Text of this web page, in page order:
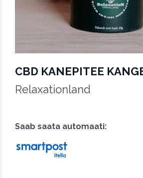
CBD KANEPITEE
Relaxationland
Saab saata automaati: